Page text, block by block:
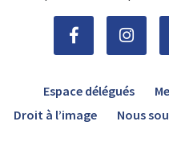
Espace délégués
Droit à l’image
Nous